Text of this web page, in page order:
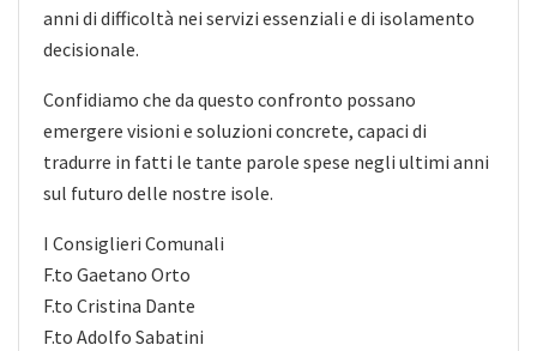
anni di difficoltà nei servizi essenziali e di isolamento
decisionale.
Confidiamo che da questo confronto possano
emergere visioni e soluzioni concrete, capaci di
tradurre in fatti le tante parole spese negli ultimi anni
sul futuro delle nostre isole.
I Consiglieri Comunali
F.to Gaetano Orto
F.to Cristina Dante
F.to Adolfo Sabatini